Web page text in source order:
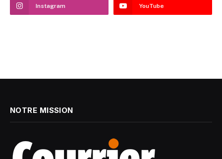
Instagram YouTube
NOTRE MISSION